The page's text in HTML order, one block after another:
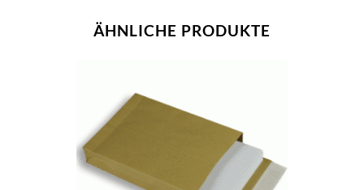
ÄHNLICHE PRODUKTE